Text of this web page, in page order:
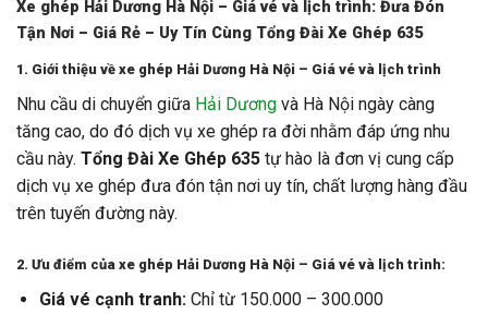
Xe ghép Hải Dương Hà Nội – Giá vé và lịch trình: Đưa Đón
Tận Nơi – Giá Rẻ – Uy Tín Cùng Tổng Đài Xe Ghép 635
1. Giới thiệu về xe ghép Hải Dương Hà Nội – Giá vé và lịch trình
Nhu cầu di chuyển giữa Hải Dương và Hà Nội ngày càng
tăng cao, do đó dịch vụ xe ghép ra đời nhằm đáp ứng nhu
cầu này. Tổng Đài Xe Ghép 635 tự hào là đơn vị cung cấp
dịch vụ xe ghép đưa đón tận nơi uy tín, chất lượng hàng đầu
trên tuyến đường này.
2. Ưu điểm của xe ghép Hải Dương Hà Nội – Giá vé và lịch trình:
Giá vé cạnh tranh:Chỉ từ 150.000 – 300.000